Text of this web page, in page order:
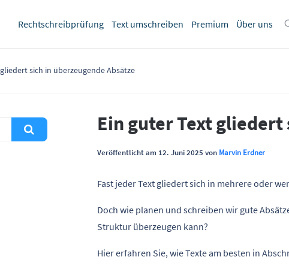
Rechtschreibprüfung Text umschreiben Premium Über uns
sich in überzeugende Absätze
Ein guter Text gliedert
Veröffentlicht am 12. Juni 2025 von Marvin Erdner
Fast jeder Text gliedert sich in mehrere oder
Doch wie planen und schreiben wir gute
Struktur überzeugen kann?
Hier erfahren Sie, wie Texte am besten in